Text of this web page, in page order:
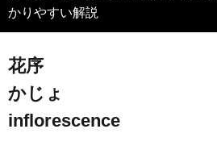
かりやすい解説
花序
かじょ
inflorescence